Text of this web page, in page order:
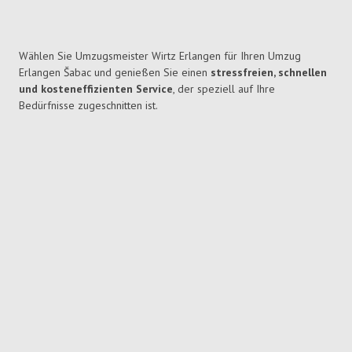
Wählen Sie Umzugsmeister Wirtz Erlangen für Ihren Umzug
Erlangen Šabac und genießen Sie einen stressfreien, schnellen
und kosteneffizienten Service, der speziell auf Ihre
Bedürfnisse zugeschnitten ist.